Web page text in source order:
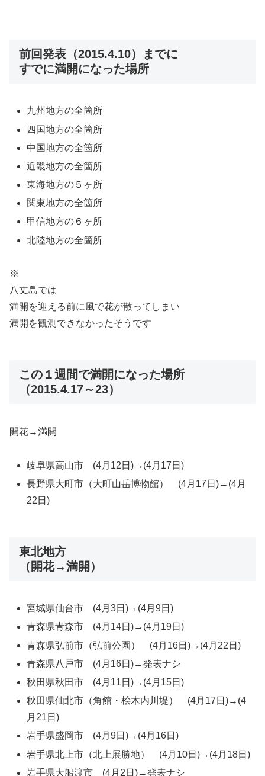
前回発表（2015.4.10）までに
すでに満開になった場所
九州地方の全箇所
四国地方の全箇所
中国地方の全箇所
近畿地方の全箇所
東海地方の５ヶ所
関東地方の全箇所
甲信地方の６ヶ所
北陸地方の全箇所
※
八丈島では
満開を迎える前に風で花が散ってしまい
満開を観測できなかったそうです
この１週間で満開になった場所
（2015.4.17～23）
開花→満開
岐阜県高山市 (4月12日)→(4月17日)
長野県大町市（大町山岳博物館） (4月17日)→(4月
22日)
東北地方
（開花→満開）
宮城県仙台市 (4月3日)→(4月9日)
青森県青森市 (4月14日)→(4月19日)
青森県弘前市（弘前公園） (4月16日)→(4月22日)
青森県八戸市 (4月16日)→発表ナシ
秋田県秋田市 (4月11日)→(4月15日)
秋田県仙北市（角館・桧木内川堤） (4月17日)→(4
月21日)
岩手県盛岡市 (4月9日)→(4月16日)
岩手県北上市（北上展勝地） (4月10日)→(4月18日)
岩手県大船渡市 (4月2日)→発表ナシ